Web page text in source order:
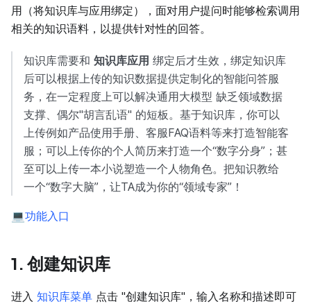
用（将知识库与应用绑定），面对用户提问时能够检索调用
相关的知识语料，以提供针对性的回答。
知识库需要和 知识库应用 绑定后才生效，绑定知识库
后可以根据上传的知识数据提供定制化的智能问答服
务，在一定程度上可以解决通用大模型 缺乏领域数据
支撑、偶尔"胡言乱语" 的短板。基于知识库，你可以
上传例如产品使用手册、客服FAQ语料等来打造智能客
服；可以上传你的个人简历来打造一个“数字分身”；甚
至可以上传一本小说塑造一个人物角色。把知识教给
一个“数字大脑”，让TA成为你的“领域专家”！
💻功能入口
1. 创建知识库
进入 知识库菜单 点击 "创建知识库"，输入名称和描述即可